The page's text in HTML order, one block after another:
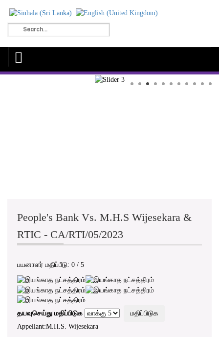
People's Bank Vs. M.H.S Wijesekara &
RTIC - CA/RTI/05/2023
பயனாளர் மதிப்பீடு: 0 / 5
தயவுசெய்து மதிப்பிடுக
Appellant:M.H.S. Wijesekara